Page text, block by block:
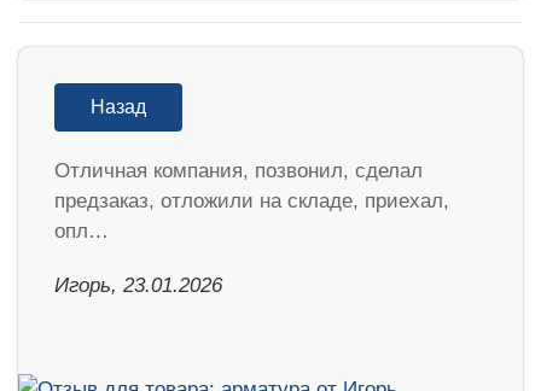
Назад
Отличная компания, позвонил, сделал
предзаказ, отложили на складе, приехал,
опл…
Игорь, 23.01.2026